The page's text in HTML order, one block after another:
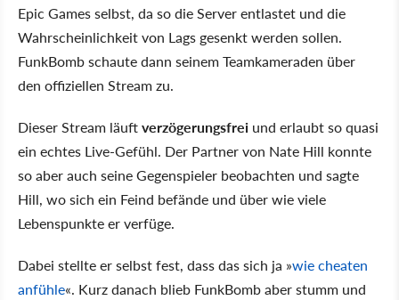
Epic Games selbst, da so die Server entlastet und die
Wahrscheinlichkeit von Lags gesenkt werden sollen.
FunkBomb schaute dann seinem Teamkameraden über
den offiziellen Stream zu.
Dieser Stream läuftverzögerungsfrei und erlaubt so quasi
ein echtes Live-Gefühl. Der Partner von Nate Hill konnte
so aber auch seine Gegenspieler beobachten und sagte
Hill, wo sich ein Feind befände und über wie viele
Lebenspunkte er verfüge.
Dabei stellte er selbst fest, dass das sich ja »wie cheaten
anfühle«. Kurz danach blieb FunkBomb aber stumm und